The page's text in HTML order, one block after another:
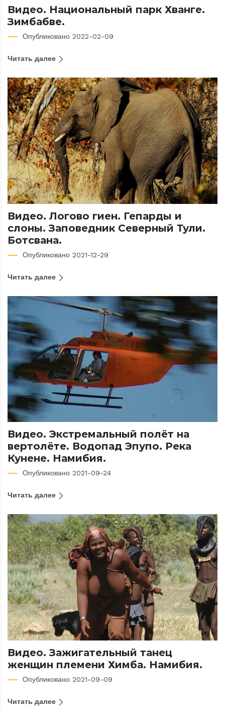
Видео. Национальный парк Хванге.
Зимбабве.
Опубликовано 2022-02-09
Читать далее
Видео. Логово гиен. Гепарды и
слоны. Заповедник Северный Тули.
Ботсвана.
Опубликовано 2021-12-29
Читать далее
Видео. Экстремальный полёт на
вертолёте. Водопад Эпупо. Река
Кунене. Намибия.
Опубликовано 2021-09-24
Читать далее
Видео. Зажигательный танец
женщин племени Химба. Намибия.
Опубликовано 2021-09-09
Читать далее